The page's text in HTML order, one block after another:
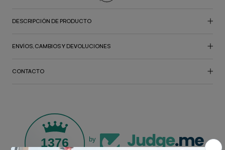
DESCRIPCIÓN DE PRODUCTO
ENVÍOS, CAMBIOS Y DEVOLUCIONES
CONTACTO
1376 by